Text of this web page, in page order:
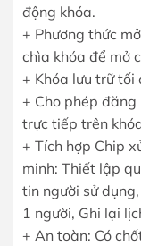
động khóa.
+ Phương thức
chìa khóa để mở
+ Khóa lưu trữ tối
+ Cho phép
trực tiếp trên
+ Tích hợp Chip
minh: Thiết lập
tin người sử
1 người, Ghi lại
+ An toàn: Có